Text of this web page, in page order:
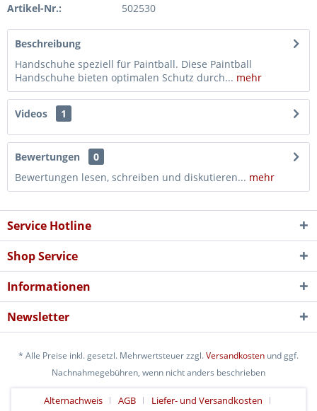
Artikel-Nr.: 502530
Beschreibung
Handschuhe speziell für Paintball. Diese Paintball
Handschuhe bieten optimalen Schutz durch... mehr
Videos 1
Bewertungen
0
Bewertungen lesen, schreiben und diskutieren... mehr
Service Hotline
Shop Service
Informationen
Newsletter
* Alle Preise inkl. gesetzl. Mehrwertsteuer zzgl.Versandkosten und ggf.
Nachnahmegebühren, wenn nicht anders beschrieben
Alternachweis AGB Liefer- und Versandkosten